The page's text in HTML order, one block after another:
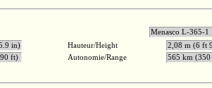
in) Hauteur/Height 2,08 m (6 ft
ft) Autonomie/Range 565 km (350